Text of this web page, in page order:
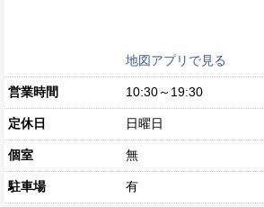
地図アプリで見る
営業時間 10:30～19:30
定休日 日曜日
個室 無
駐車場 有